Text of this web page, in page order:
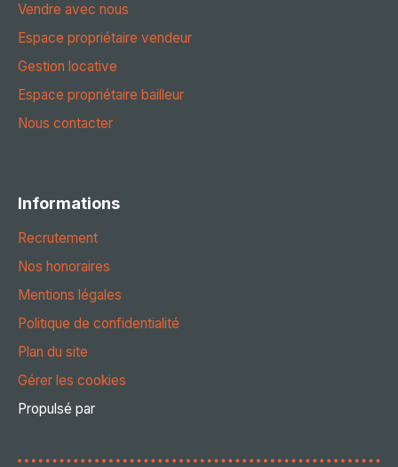
Vendre avec nous
Espace propriétaire vendeur
Gestion locative
Espace propriétaire bailleur
Nous contacter
Informations
Recrutement
Nos honoraires
Mentions légales
Politique de confidentialité
Plan du site
Gérer les cookies
Propulsé par